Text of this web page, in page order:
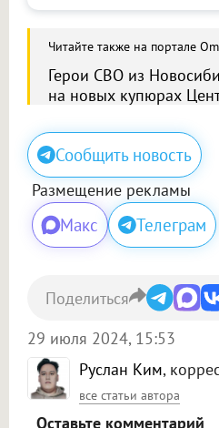
Читайте также на портале
Герои СВО из
на новых купюрах
Сообщить новость
Размещение рекламы
Макс Телеграм
Руслан Ким,
все статьи автора
29 июля 2024, 15:53
Поделиться
Оставьте комментарий